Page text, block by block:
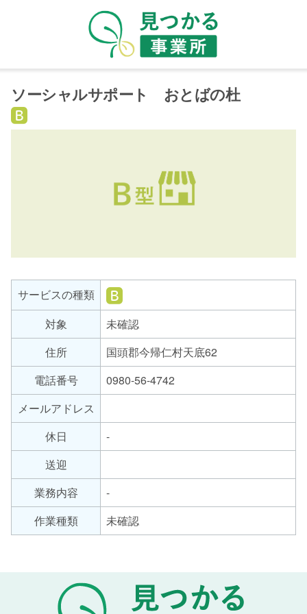
ソーシャルサポート おとばの杜
ー
ビ
の
種
就
労
サービスの種類
就
労
継
続
支
援
B
対象
未確認
住所
国頭郡今帰仁村天底62
電話番号
0980-56-4742
メールアドレス
休日
-
送迎
業務内容
-
作業種類
未確認